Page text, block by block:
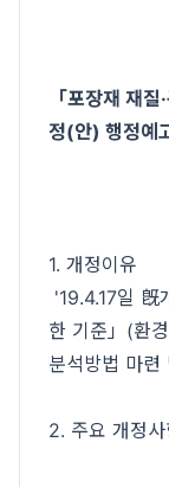
「포장재 재
정(안) 행정예
1. 개정이유
'19.4.17일 旣
한 기준」(환
분석방법 마련
2. 주요 개정